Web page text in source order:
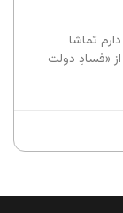
تماشا
«فسادِ دولت